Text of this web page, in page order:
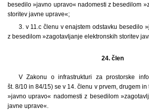
besedilo »javno upravo« nadomesti z besedilom
storitev javne uprave«;
3. v 11.c členu v enajstem odstavku besedilo
z besedilom »zagotavljanje elektronskih storitev
24. člen
V Zakonu o infrastrukturi za prostorske
št. 8/10 in 84/15) se v 14. členu v prvem, drugem
»javno upravo« nadomesti z besedilom
javne uprave«.